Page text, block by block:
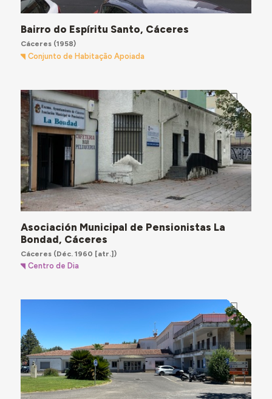
Bairro do Espíritu Santo, Cáceres
Cáceres(1958)
Conjunto de Habitação Apoiada
Asociación Municipal de Pensionistas La
Bondad, Cáceres
Cáceres(Déc. 1960 [atr.])
Centro de Dia